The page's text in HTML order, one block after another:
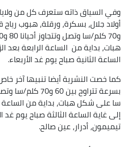
وفي السياق ذاته ستعرف كل من ولايات
هبات، بداية من الساعة الرابعة بعد
الساعة الثانية صباح يوم غد الأربعاء.
كما خصت النشرية أيضا تنبيها آخر
سا على شكل هبات، بداية من الساعة
إلى غاية الساعة الثالثة صباح يوم غد
تيميمون، أدرار، عين صالح.